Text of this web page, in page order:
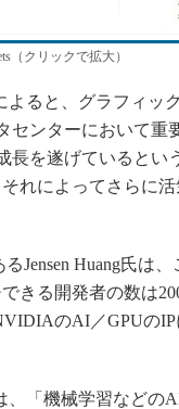
（クリックで拡大）
よると、グラフィッ
ンターにおいて重
長を遂げているとい
れによってさらに
Huang氏は
きる開発者の数は
のAI／GPUの
、「機械学習などの